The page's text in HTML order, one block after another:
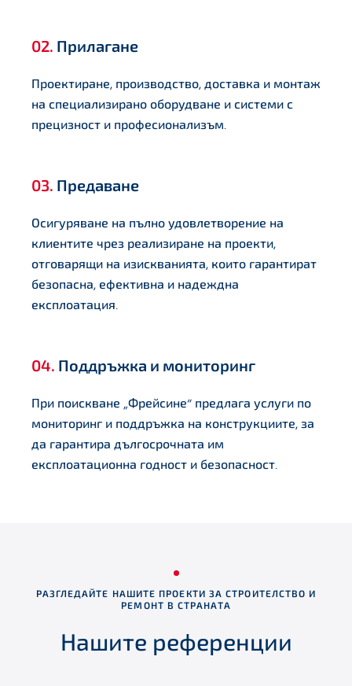
02. Прилагане
Проектиране, производство, доставка и монтаж
на специализирано оборудване и системи с
прецизност и професионализъм.
03. Предаване
Осигуряване на пълно удовлетворение на
клиентите чрез реализиране на проекти,
отговарящи на изискванията, които гарантират
безопасна, ефективна и надеждна
експлоатация.
04. Поддръжка и мониторинг
При поискване „Фрейсине“ предлага услуги по
мониторинг и поддръжка на конструкциите, за
да гарантира дългосрочната им
експлоатационна годност и безопасност.
РАЗГЛЕДАЙТЕ НАШИТЕ ПРОЕКТИ ЗА СТРОИТЕЛСТВО И
РЕМОНТ В СТРАНАТА
Нашите референции